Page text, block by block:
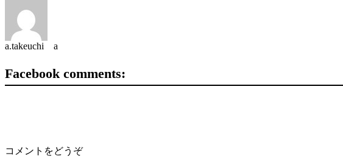
a.takeuchi a
Facebook comments:
コメントをどうぞ